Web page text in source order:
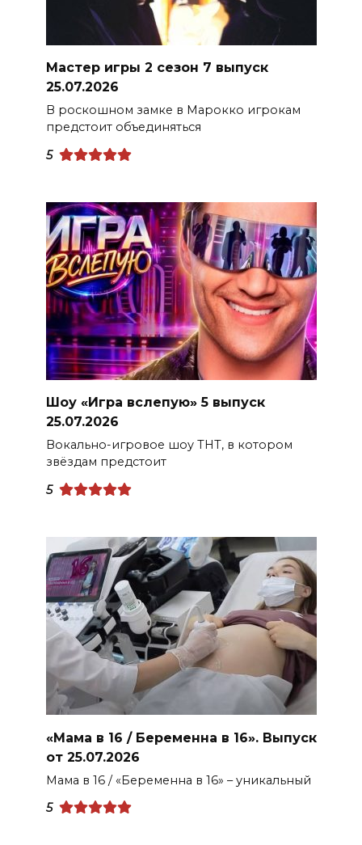
Мастер игры 2 сезон 7 выпуск
25.07.2026
В роскошном замке в Марокко игрокам
предстоит объединяться
5
Шоу «Игра вслепую» 5 выпуск
25.07.2026
Вокально-игровое шоу ТНТ, в котором
звёздам предстоит
5
«Мама в 16 / Беременна в 16». Выпуск
от 25.07.2026
Мама в 16 / «Беременна в 16» – уникальный
5